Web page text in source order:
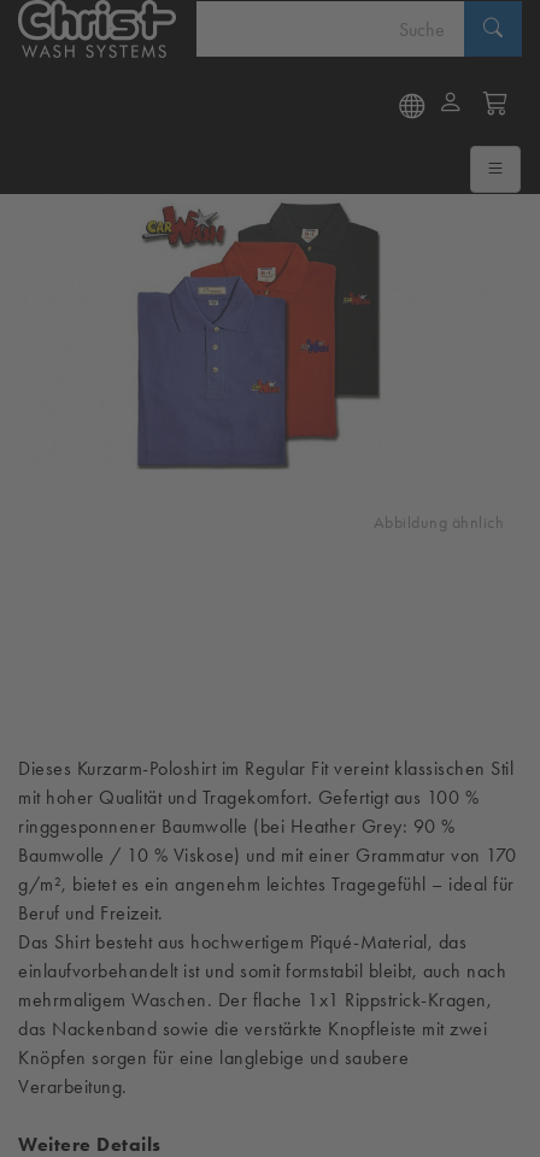
Abbildung ähnlich
Dieses Kurzarm-Poloshirt im Regular Fit vereint klassischen Stil
mit hoher Qualität und Tragekomfort. Gefertigt aus 100 %
ringgesponnener Baumwolle (bei Heather Grey: 90 %
Baumwolle / 10 % Viskose) und mit einer Grammatur von 170
g/m², bietet es ein angenehm leichtes Tragegefühl – ideal für
Beruf und Freizeit.
Das Shirt besteht aus hochwertigem Piqué-Material, das
einlaufvorbehandelt ist und somit formstabil bleibt, auch nach
mehrmaligem Waschen. Der flache 1x1 Rippstrick-Kragen,
das Nackenband sowie die verstärkte Knopfleiste mit zwei
Knöpfen sorgen für eine langlebige und saubere
Verarbeitung.
Weitere Details